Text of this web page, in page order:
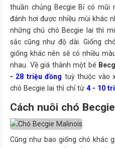
thuần chủng Becgie Bỉ có mũi
đánh hơi được nhiều mùi khác
những chú chó Becgie lai thì
sắc cũng như độ dài. Giống
giống khác nên sẽ có nhiều
nhau. Về giá thành một bé
- 28 triệu đồng tuỳ thuộc vào
chó Becgie lai thì chỉ từ 4 - 10
Cách nuôi chó
Cũng như bao giống chó khác